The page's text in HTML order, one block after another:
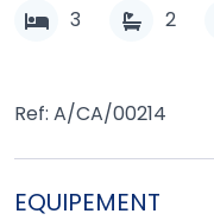
3 2
Ref: A/CA/00214
EQUIPEMENT